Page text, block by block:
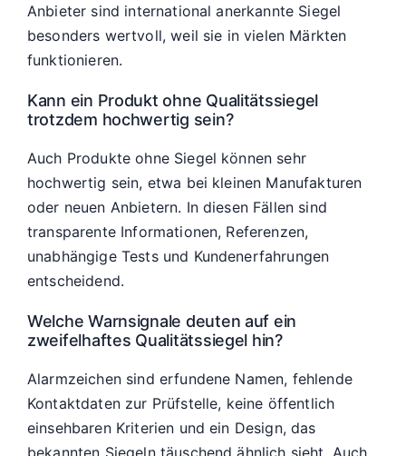
Anbieter sind international anerkannte Siegel
besonders wertvoll, weil sie in vielen Märkten
funktionieren.
Kann ein Produkt ohne Qualitätssiegel
trotzdem hochwertig sein?
Auch Produkte ohne Siegel können sehr
hochwertig sein, etwa bei kleinen Manufakturen
oder neuen Anbietern. In diesen Fällen sind
transparente Informationen, Referenzen,
unabhängige Tests und Kundenerfahrungen
entscheidend.
Welche Warnsignale deuten auf ein
zweifelhaftes Qualitätssiegel hin?
Alarmzeichen sind erfundene Namen, fehlende
Kontaktdaten zur Prüfstelle, keine öffentlich
einsehbaren Kriterien und ein Design, das
bekannten Siegeln täuschend ähnlich sieht. Auch